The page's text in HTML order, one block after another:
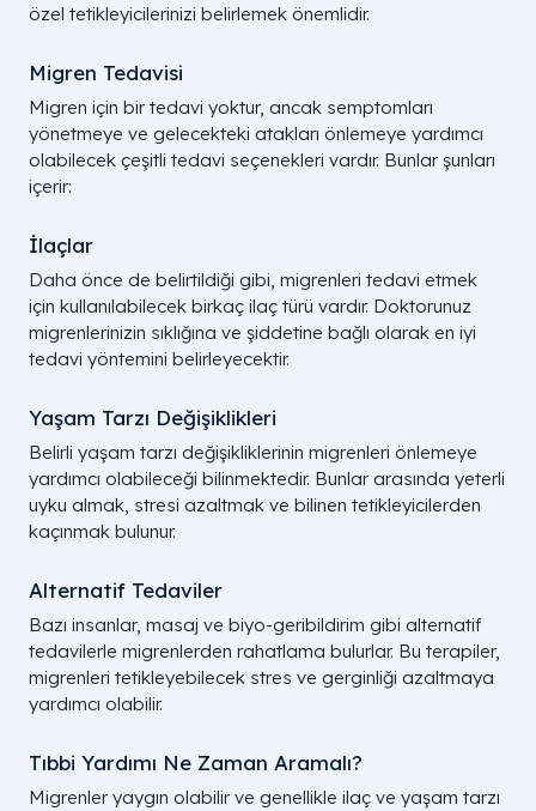
özel tetikleyicilerinizi belirlemek önemlidir.
Migren Tedavisi
Migren için bir tedavi yoktur, ancak semptomları
yönetmeye ve gelecekteki atakları önlemeye yardımcı
olabilecek çeşitli tedavi seçenekleri vardır. Bunlar şunları
içerir:
İlaçlar
Daha önce de belirtildiği gibi, migrenleri tedavi etmek
için kullanılabilecek birkaç ilaç türü vardır. Doktorunuz
migrenlerinizin sıklığına ve şiddetine bağlı olarak en iyi
tedavi yöntemini belirleyecektir.
Yaşam Tarzı Değişiklikleri
Belirli yaşam tarzı değişikliklerinin migrenleri önlemeye
yardımcı olabileceği bilinmektedir. Bunlar arasında yeterli
uyku almak, stresi azaltmak ve bilinen tetikleyicilerden
kaçınmak bulunur.
Alternatif Tedaviler
Bazı insanlar, masaj ve biyo-geribildirim gibi alternatif
tedavilerle migrenlerden rahatlama bulurlar. Bu terapiler,
migrenleri tetikleyebilecek stres ve gerginliği azaltmaya
yardımcı olabilir.
Tıbbi Yardımı Ne Zaman Aramalı?
Migrenler yaygın olabilir ve genellikle ilaç ve yaşam tarzı